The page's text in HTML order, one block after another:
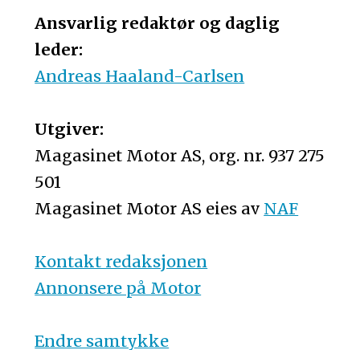
Ansvarlig redaktør og daglig
leder:
Andreas Haaland-Carlsen
Utgiver:
Magasinet Motor AS, org. nr. 937 275
501
Magasinet Motor AS eies av NAF
Kontakt redaksjonen
Annonsere på Motor
Endre samtykke